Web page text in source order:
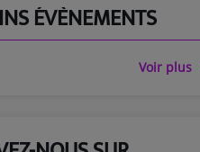
ÉVÈNEMENTS
Voir plus